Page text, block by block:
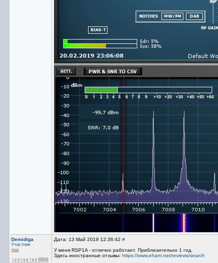
Demidiga
Участник
Дата: 13 Май 2019 12:36:42 #
У меня RSP1A - отлично работает. Приблизительно 1 год.
Здесь иностранные отзывы: https://www.eham.net/reviews/search